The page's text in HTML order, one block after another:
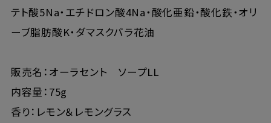
テト酸5Na・エチドロン酸4Na・酸化亜鉛・酸化鉄・オリ
ーブ脂肪酸K・ダマスクバラ花油
販売名：オーラセント ソープLL
内容量：75g
香り：レモン＆レモングラス